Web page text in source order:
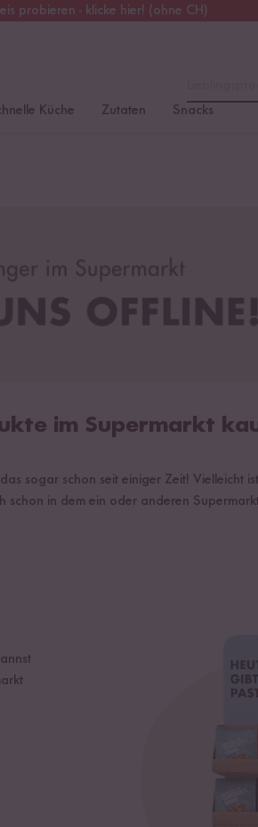
probieren - klicke hier! (ohne CH)
Alle Zölle & Steuern inklusive
Küche Zutaten Snacks
im Supermarkt
sogar schon seit einiger Zeit! Vielleicht
schon in dem ein oder anderen